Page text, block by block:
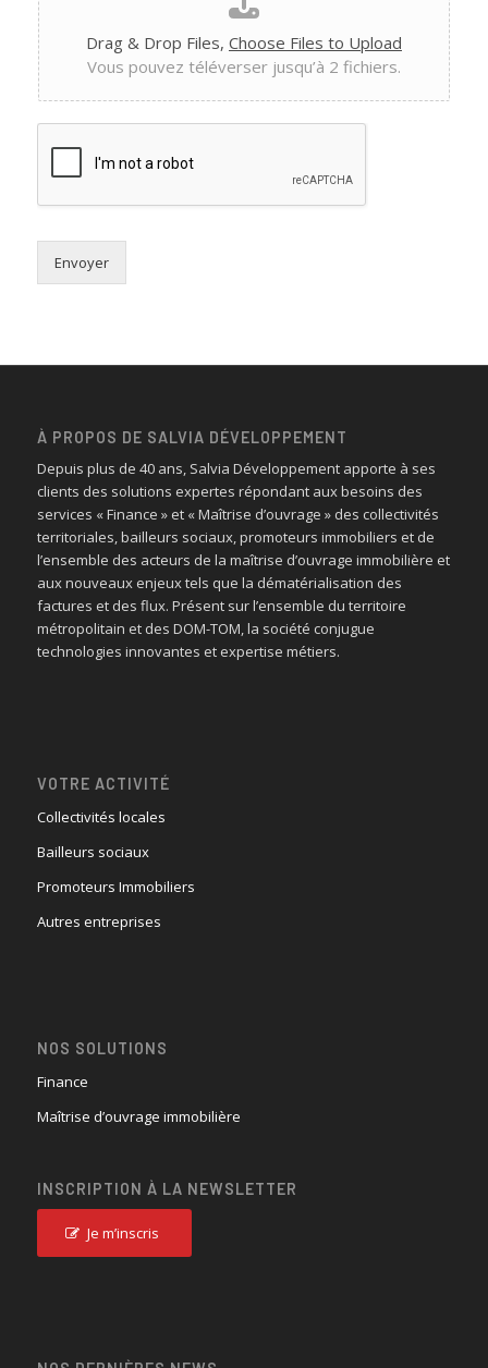
Drag & Drop Files, Choose Files to Upload
Vous pouvez téléverser jusqu’à 2 fichiers.
Envoyer
À PROPOS DE SALVIA DÉVELOPPEMENT
Depuis plus de 40 ans, Salvia Développement apporte à ses
clients des solutions expertes répondant aux besoins des
services « Finance » et « Maîtrise d’ouvrage » des collectivités
territoriales, bailleurs sociaux, promoteurs immobiliers et de
l’ensemble des acteurs de la maîtrise d’ouvrage immobilière et
aux nouveaux enjeux tels que la dématérialisation des
factures et des flux. Présent sur l’ensemble du territoire
métropolitain et des DOM-TOM, la société conjugue
technologies innovantes et expertise métiers.
VOTRE ACTIVITÉ
Collectivités locales
Bailleurs sociaux
Promoteurs Immobiliers
Autres entreprises
NOS SOLUTIONS
Finance
Maîtrise d’ouvrage immobilière
INSCRIPTION À LA NEWSLETTER
Je m’inscris